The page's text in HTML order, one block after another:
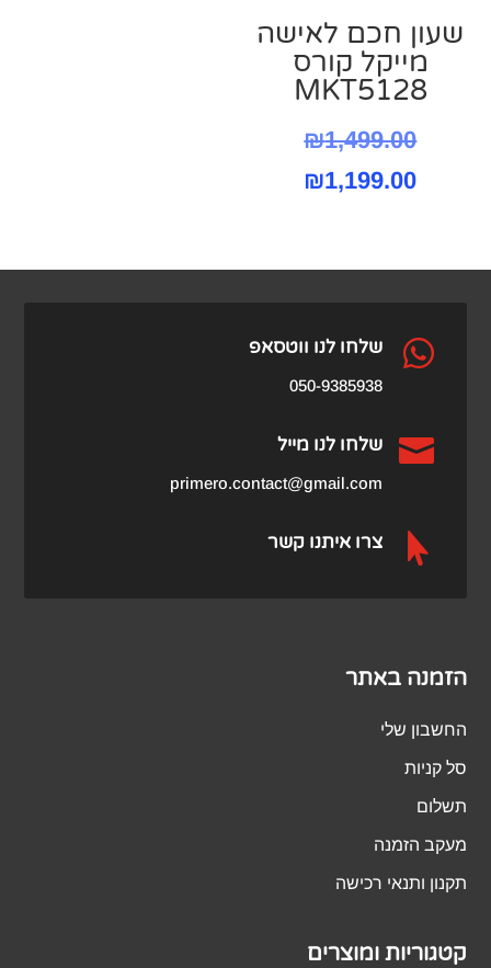
שעון חכם לאישה
מייקל קורס
MKT5128
₪1,499.00
המחיר
₪1,199.00
 שלחו לנו ווטסאפ
050-9385938
 שלחו לנו מייל
primero.contact@gmail.com
 צרו איתנו קשר
הזמנה באתר
החשבון שלי
סל קניות
תשלום
מעקב הזמנה
תקנון ותנאי רכישה
קטגוריות ומוצרים